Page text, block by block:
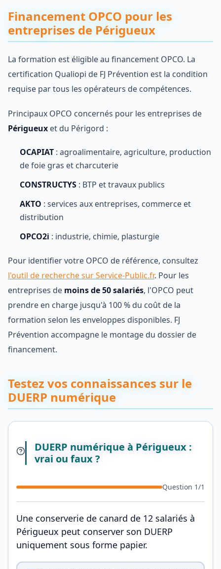
Financement OPCO pour les
entreprises de Périgueux
La formation est éligible au financement OPCO. La
certification Qualiopi de FJ Prévention est la condition
requise par tous les opérateurs de compétences.
Principaux OPCO concernés pour les entreprises de
Périgueux et du Périgord :
OCAPIAT : agroalimentaire, agriculture, production
de foie gras et charcuterie
CONSTRUCTYS : BTP et travaux publics
AKTO : services aux entreprises, commerce et
distribution
OPCO2i : industrie, chimie, plasturgie
Pour identifier votre OPCO de référence, consultez
l'outil de recherche sur Service-Public.fr. Pour les
entreprises de moins de 50 salariés, l'OPCO peut
prendre en charge jusqu'à 100 % du coût de la
formation selon les enveloppes disponibles. FJ
Prévention accompagne le montage du dossier de
financement.
Testez vos connaissances sur le
DUERP numérique
DUERP numérique à Périgueux :
vrai ou faux ?
Question 1/1
Une conserverie de canard de 12 salariés à
Périgueux peut conserver son DUERP
uniquement sous forme papier.